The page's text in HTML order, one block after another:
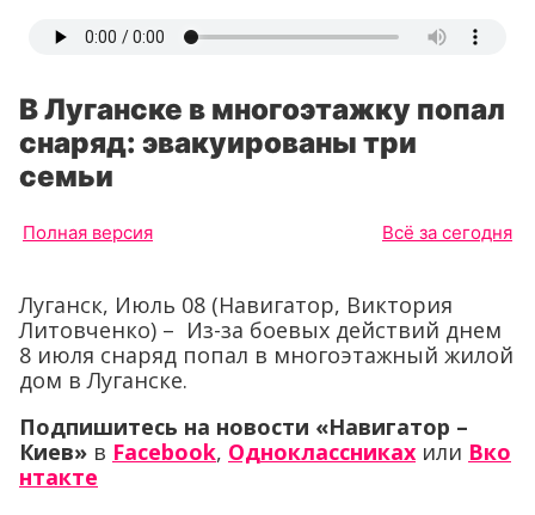
В Луганске в многоэтажку попал
снаряд: эвакуированы три
семьи
Полная версия Всё за сегодня
Луганск, Июль 08 (Навигатор, Виктория
Литовченко) – Из-за боевых действий днем
8 июля снаряд попал в многоэтажный жилой
дом в Луганске.
Подпишитесь на новости «Навигатор –
Киев» в Facebook, Одноклассниках или Вко
нтакте